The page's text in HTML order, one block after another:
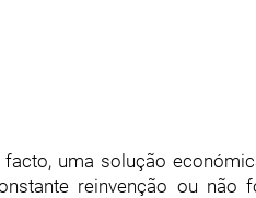
uma solução
reinvenção ou não